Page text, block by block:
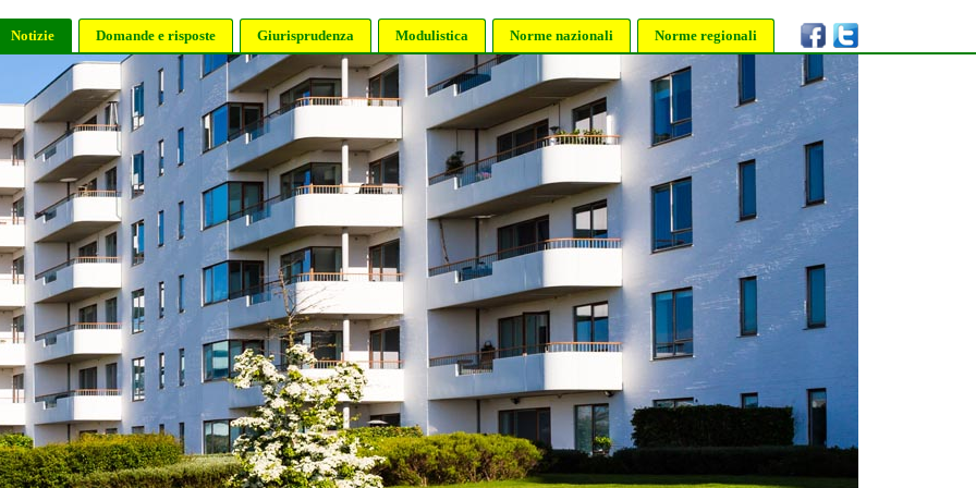
Notizie Domande e risposte Giurisprudenza Modulistica Norme nazionali Norme regionali